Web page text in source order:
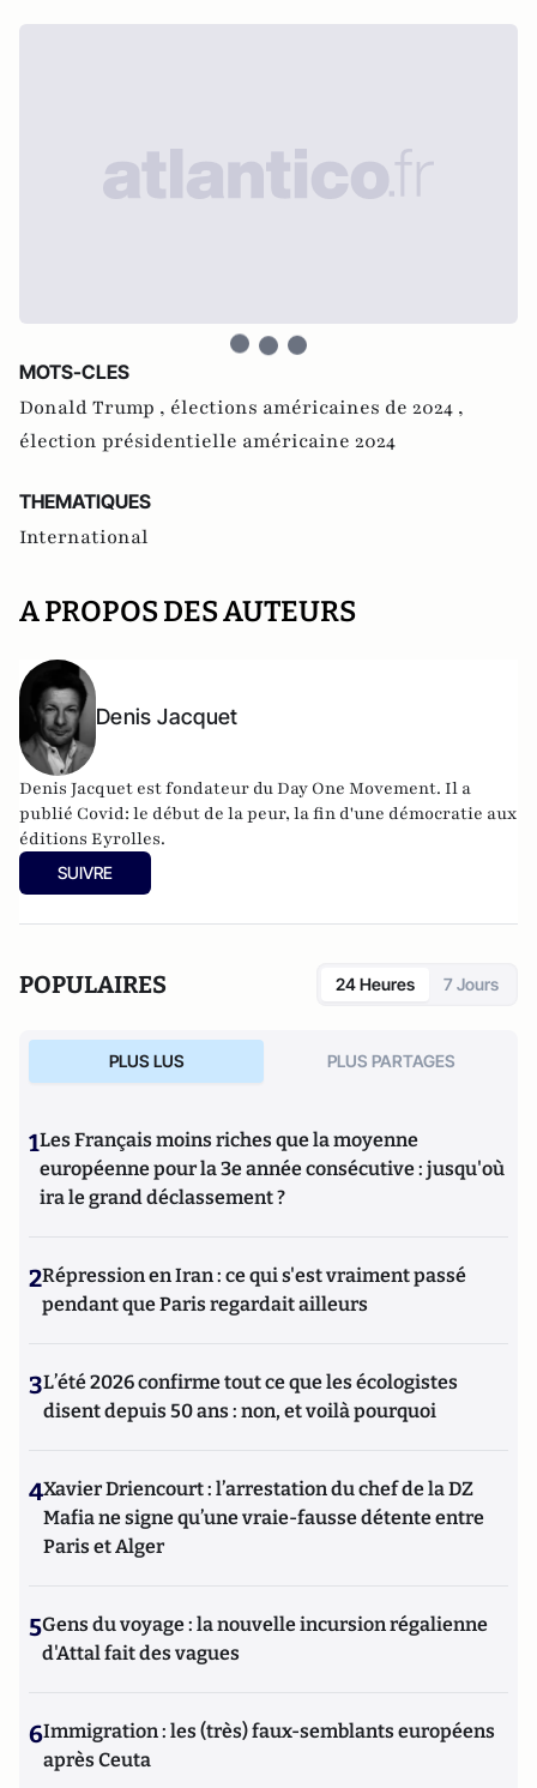
MOTS-CLES
Donald Trump , élections américaines de 2024 ,
élection présidentielle américaine 2024
THEMATIQUES
International
A PROPOS DES AUTEURS
Denis Jacquet
Denis Jacquet est fondateur du Day One Movement. Il a
publié Covid: le début de la peur, la fin d'une démocratie aux
éditions Eyrolles.
SUIVRE
POPULAIRES 24 Heures 7 Jours
PLUS LUS PLUS PARTAGES
1Les Français moins riches que la moyenne
européenne pour la 3e année consécutive : jusqu'où
ira le grand déclassement ?
2Répression en Iran : ce qui s'est vraiment passé
pendant que Paris regardait ailleurs
3L’été 2026 confirme tout ce que les écologistes
disent depuis 50 ans : non, et voilà pourquoi
4Xavier Driencourt : l’arrestation du chef de la DZ
Mafia ne signe qu’une vraie-fausse détente entre
Paris et Alger
5Gens du voyage : la nouvelle incursion régalienne
d'Attal fait des vagues
6Immigration : les (très) faux-semblants européens
après Ceuta